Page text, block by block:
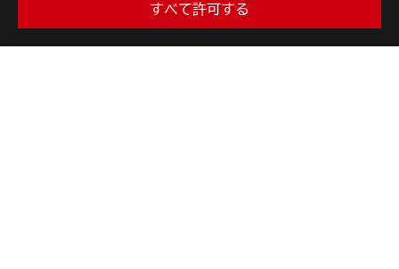
すべて許可する
USB 3.0、3.1、3.2、および/またはType-Cの実際の転送
ステム構成と動作環境により異なります。